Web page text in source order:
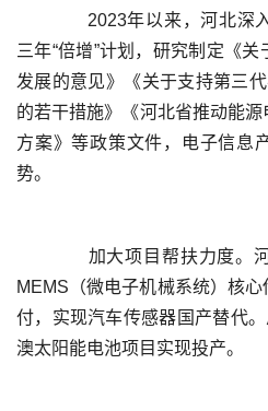
三年“倍增”计划，研究制定《
发展的意见》《关于支持第三
的若干措施》《河北省推动能
方案》等政策文件，电子信息
MEMS（微电子机械系统）核
付，实现汽车传感器国产替代